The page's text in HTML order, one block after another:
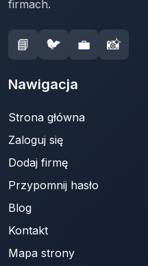
firmach.
📘 🐦 💼 📸
Nawigacja
Strona główna
Zaloguj się
Dodaj firmę
Przypomnij hasło
Blog
Kontakt
Mapa strony